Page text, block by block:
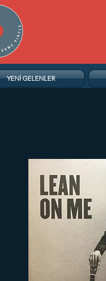
YENİ GELENLER